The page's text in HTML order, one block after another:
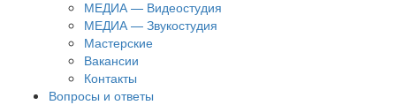
МЕДИА — Видеостудия
МЕДИА — Звукостудия
Мастерские
Вакансии
Контакты
Вопросы и ответы